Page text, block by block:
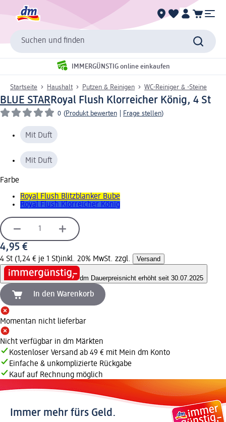
Suchen und finden
IMMERGÜNSTIG online einkaufen
Startseite Haushalt Putzen & Reinigen WC-Reiniger & -Steine
BLUE STARRoyal Flush Klorreicher König, 4 St
0 (Produkt bewerten Frage stellen)
Mit Duft
Mit Duft
Farbe
Royal Flush Blitzblanker Bube
Royal Flush Klorreicher König
4,95 €
4 St (1,24 € je 1 St)inkl. 20% MwSt. zzgl. Versand
dm Dauerpreisnicht erhöht seit 30.07.2025
In den Warenkorb
Momentan nicht lieferbar
Nicht verfügbar in dm Märkten
Kostenloser Versand ab 49 € mit Mein dm Konto
Einfache & unkomplizierte Rückgabe
Kauf auf Rechnung möglich
Immer mehr fürs Geld.